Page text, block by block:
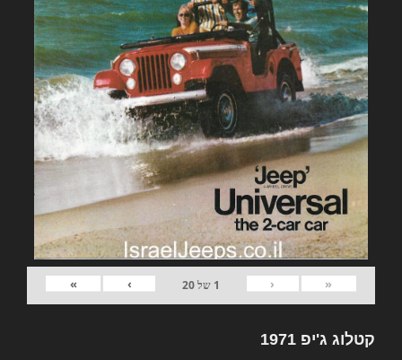
«
‹
1 של20
›
»
קטלוג ג'יפ 1971